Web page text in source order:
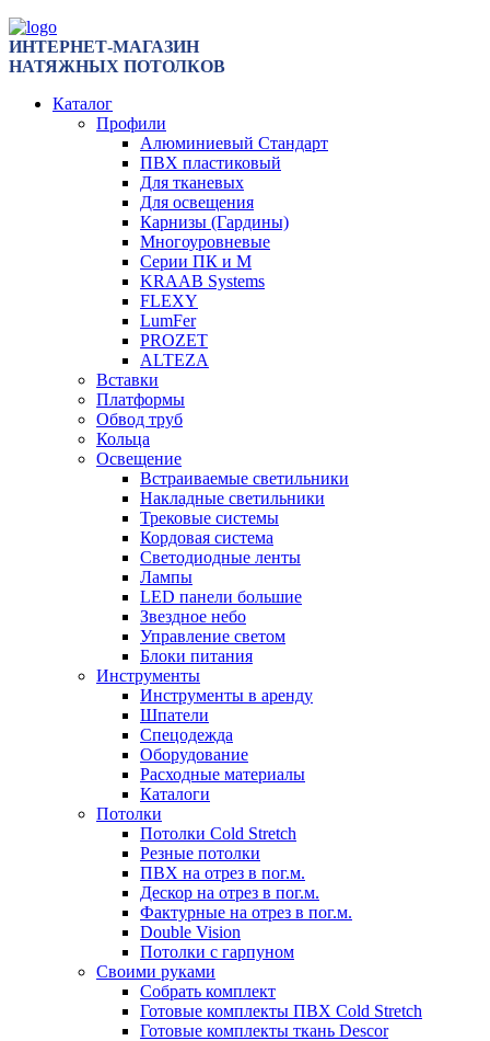
ИНТЕРНЕТ-МАГАЗИН
НАТЯЖНЫХ ПОТОЛКОВ
Каталог
Профили
Алюминиевый Стандарт
ПВХ пластиковый
Для тканевых
Для освещения
Карнизы (Гардины)
Многоуровневые
Серии ПК и М
KRAAB Systems
FLEXY
LumFer
PROZET
ALTEZA
Вставки
Платформы
Обвод труб
Кольца
Освещение
Встраиваемые светильники
Накладные светильники
Трековые системы
Кордовая система
Светодиодные ленты
Лампы
LED панели большие
Звездное небо
Управление светом
Блоки питания
Инструменты
Инструменты в аренду
Шпатели
Спецодежда
Оборудование
Расходные материалы
Каталоги
Потолки
Потолки Cold Stretch
Резные потолки
ПВХ на отрез в пог.м.
Дескор на отрез в пог.м.
Фактурные на отрез в пог.м.
Double Vision
Потолки с гарпуном
Своими руками
Собрать комплект
Готовые комплекты ПВХ Cold Stretch
Готовые комплекты ткань Descor